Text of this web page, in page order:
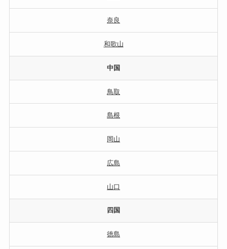
奈良
和歌山
中国
鳥取
島根
岡山
広島
山口
四国
徳島